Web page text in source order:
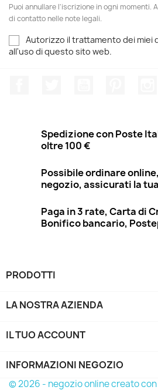
Puoi annullare l'iscrizione in ogni momenti.
di contatto nelle note legali.
Autorizzo il trattamento dei miei
all'uso di questo sito web.
Spedizione con Poste
oltre 100 €
Possibile ordinare
negozio, assicurati la
Paga in 3 rate, Carta di
Bonifico bancario,
PRODOTTI
LA NOSTRA AZIENDA
IL TUO ACCOUNT
INFORMAZIONI NEGOZIO
© 2026 - negozio online creato